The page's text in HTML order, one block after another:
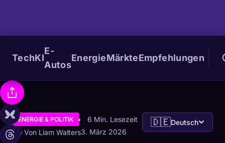
TechKI
E-
Autos
EnergieMärkteEmpfehlungen
ENERGIE & POLITIK
6 Min. Lesezeit
Von Liam Walters3. März 2026
🇩🇪Deutsch